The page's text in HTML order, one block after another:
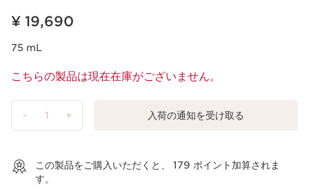
現在表示中の製品の価格 ¥ 19,690
¥ 19,690
75 mL
こちらの製品は現在在庫がございません。
- 1 + 入荷の通知を受け取る
この製品をご購入いただくと、 179 ポイント加算されま
す。